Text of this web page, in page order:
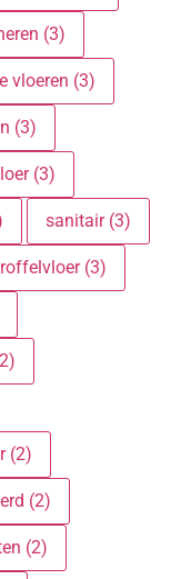
(3)
vloeren (3)
(3)
(3)
sanitair (3)
(3)
(2)
(2)
(2)